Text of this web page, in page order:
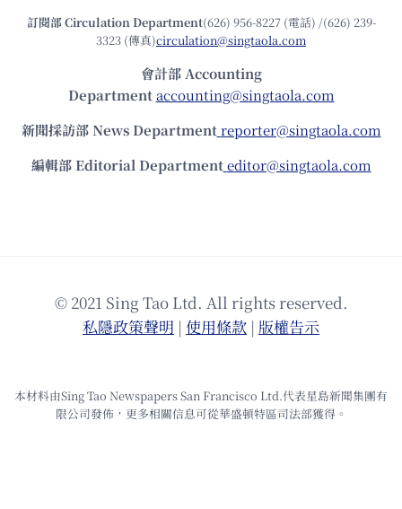
訂閱部 Circulation Department(626) 956-8227 (電話) /(626) 239-
3323 (傳真)circulation@singtaola.com
會計部 Accounting
Department accounting@singtaola.com
新聞採訪部 News Department reporter@singtaola.com
編輯部 Editorial Department editor@singtaola.com
© 2021 Sing Tao Ltd. All rights reserved.
私隱政策聲明 | 使⽤條款 | 版權告⽰
本材料由Sing Tao Newspapers San Francisco Ltd.代表星島新聞集團有
限公司發佈，更多相關信息可從華盛頓特區司法部獲得。